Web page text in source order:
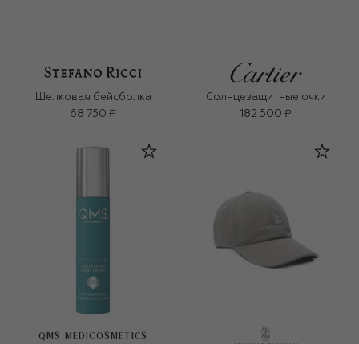
Шелковая бейсболка
68 750 ₽
Солнцезащитные очки
182 500 ₽
QMS MEDICOSMETICS